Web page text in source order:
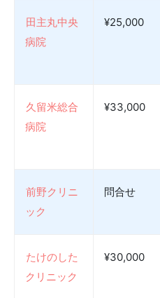
田主丸中央
病院
¥25,000
久留米総合
病院
¥33,000
前野クリニ
ック
問合せ
たけのした
クリニック
¥30,000